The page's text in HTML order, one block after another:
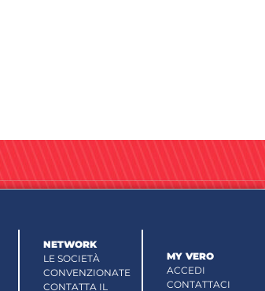
NETWORK
LE SOCIETÀ
CONVENZIONATE
CONTATTA IL
MY VERO
ACCEDI
CONTATTACI